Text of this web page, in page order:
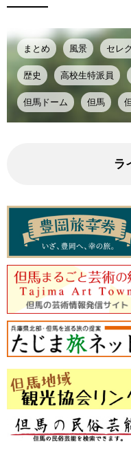
まとめ 風景 セレ
歴史 高校生特派員
但馬ドーム 但馬
ラ